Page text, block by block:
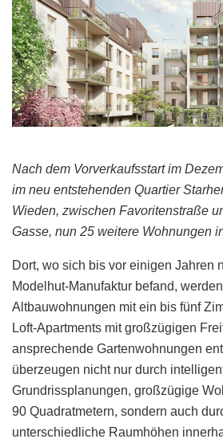
Nach dem Vorverkaufsstart im
im neu entstehenden Quartier
Wieden, zwischen Favoritenstraße
Gasse, nun 25 weitere Wohnungen
Dort, wo sich bis vor einigen Jahren
Modelhut-Manufaktur befand,
Altbauwohnungen mit ein bis fünf
Loft-Apartments mit großzügigen
ansprechende Gartenwohnungen
überzeugen nicht nur durch
Grundrissplanungen, großzügige
90 Quadratmetern, sondern auch
unterschiedliche Raumhöhen